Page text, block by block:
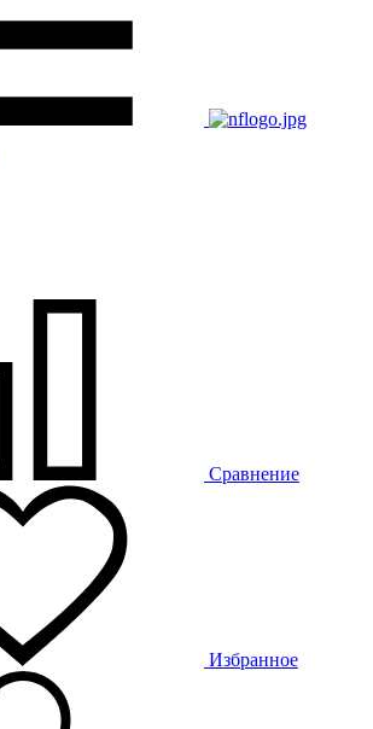
Сравнение
Избранное